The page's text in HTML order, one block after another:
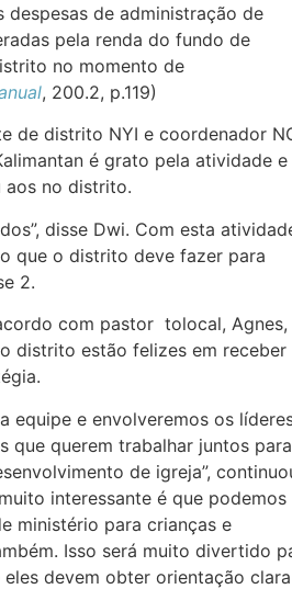
despesas de administração de
pela renda do fundo de
no momento de
, 200.2, p.119)
de distrito NYI e coordenador
é grato pela atividade e
aos no distrito.
disse Dwi. Com esta
que o distrito deve fazer para
2.
com pastor tolocal, Agnes,
distrito estão felizes em receber
equipe e envolveremos os
que querem trabalhar juntos para
de igreja”,
interessante é que podemos
ministério para crianças e
Isso será muito divertido
devem obter orientação